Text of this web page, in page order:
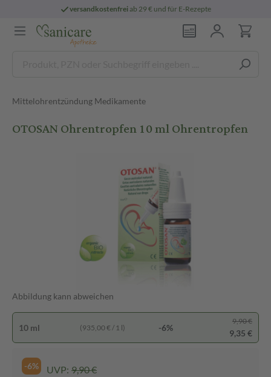
versandkostenfreiab 29 € und für E-Rezepte
Mittelohrentzündung Medikamente
OTOSAN Ohrentropfen 10 ml Ohrentropfen
Abbildung kann abweichen
10 ml (935,00 € / 1 l) -6%
9,90 €
9,35 €
-6% UVP: 9,90 €